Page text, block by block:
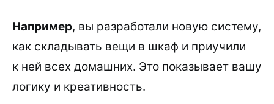
Например, вы разработали новую систему,
как складывать вещи в шкаф и приучили
к ней всех домашних. Это показывает вашу
логику и креативность.